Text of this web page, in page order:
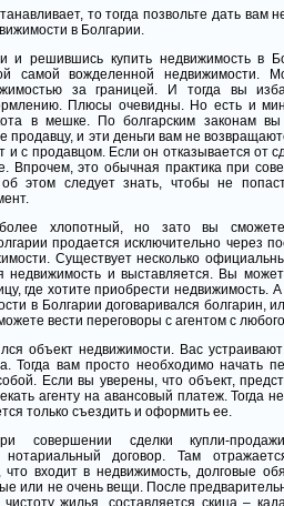
то тогда позвольте дать вам
в Болгарии.
и решившись купить недвижимость в
самой вожделенной недвижимости.
за границей. И тогда вы
Плюсы очевидны. Но есть и
в мешке. По болгарским законам
продавцу, и эти деньги вам не
и с продавцом. Если он отказывается от
Впрочем, это обычная практика при
этом следует знать, чтобы не
хлопотный, но зато вы
продается исключительно через
Существует несколько
недвижимость и выставляется. Вы
где хотите приобрести недвижимость.
в Болгарии договаривался болгарин,
вести переговоры с агентом с
объект недвижимости. Вас
Тогда вам просто необходимо начать
Если вы уверены, что объект,
агенту на авансовый платеж. Тогда
только съездить и оформить ее.
совершении сделки купли-
нотариальный договор. Там
что входит в недвижимость, долговые
или не очень вещи. После